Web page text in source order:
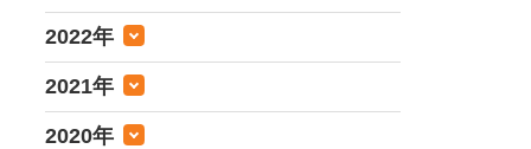
2022年
2021年
2020年